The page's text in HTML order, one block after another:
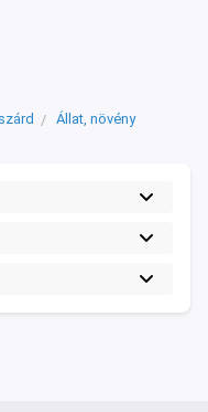
Állat, növény